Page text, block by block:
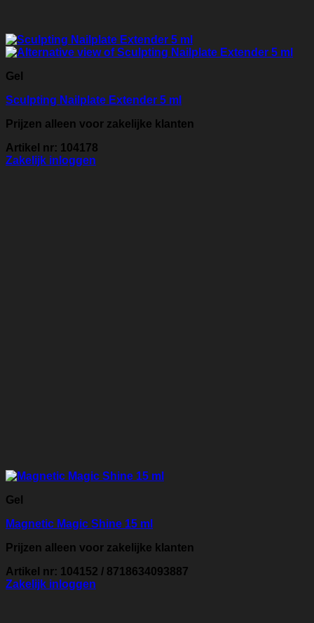
Gel
Sculpting Nailplate Extender 5 ml
Prijzen alleen voor zakelijke klanten
Artikel nr: 104178
Zakelijk inloggen
Gel
Magnetic Magic Shine 15 ml
Prijzen alleen voor zakelijke klanten
Artikel nr: 104152 / 8718634093887
Zakelijk inloggen